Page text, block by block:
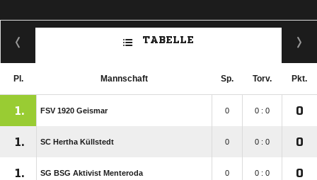
TABELLE
Pl. Mannschaft Sp. Torv. Pkt.
1. FSV 1920 Geismar 0 0 : 0 0
1. SC Hertha Küllstedt 0 0 : 0 0
1. SG BSG Aktivist Menteroda 0 0 : 0 0